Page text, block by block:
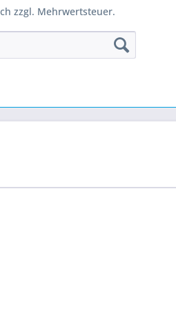
zzgl. Mehrwertsteuer.